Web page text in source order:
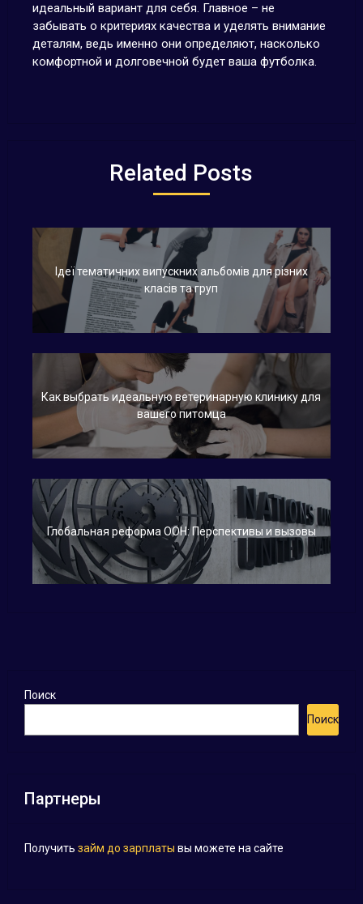
идеальный вариант для себя. Главное – не
забывать о критериях качества и уделять внимание
деталям, ведь именно они определяют, насколько
комфортной и долговечной будет ваша футболка.
Related Posts
Ідеї тематичних випускних альбомів для різних
класів та груп
Как выбрать идеальную ветеринарную клинику для
вашего питомца
Глобальная реформа ООН: Перспективы и вызовы
Поиск
Поиск
Партнеры
Получить займ до зарплаты вы можете на сайте